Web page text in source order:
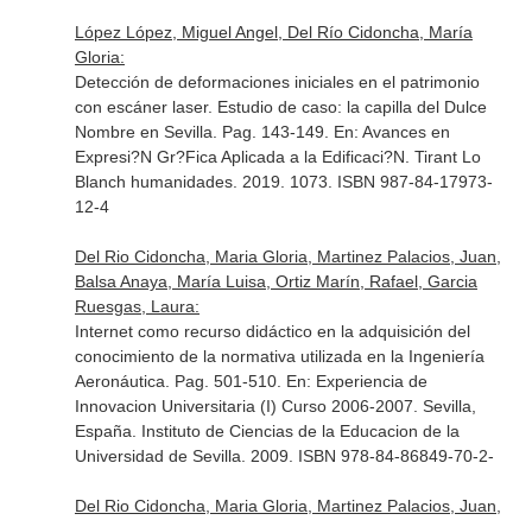
López López, Miguel Angel, Del Río Cidoncha, María
Gloria:
Detección de deformaciones iniciales en el patrimonio
con escáner laser. Estudio de caso: la capilla del Dulce
Nombre en Sevilla. Pag. 143-149. En: Avances en
Expresi?N Gr?Fica Aplicada a la Edificaci?N . Tirant Lo
Blanch humanidades. 2019. 1073. ISBN 987-84-17973-
12-4
Del Rio Cidoncha, Maria Gloria, Martinez Palacios, Juan,
Balsa Anaya, María Luisa, Ortiz Marín, Rafael, Garcia
Ruesgas, Laura:
Internet como recurso didáctico en la adquisición del
conocimiento de la normativa utilizada en la Ingeniería
Aeronáutica. Pag. 501-510. En: Experiencia de
Innovacion Universitaria (I) Curso 2006-2007 . Sevilla,
España. Instituto de Ciencias de la Educacion de la
Universidad de Sevilla. 2009. ISBN 978-84-86849-70-2-
Del Rio Cidoncha, Maria Gloria, Martinez Palacios, Juan,